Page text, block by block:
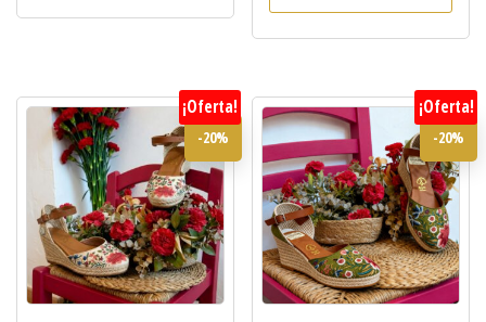
¡Oferta!
-20%
¡Oferta!
-20%